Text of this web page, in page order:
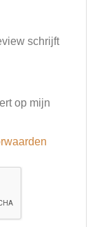
schrijft
op mijn